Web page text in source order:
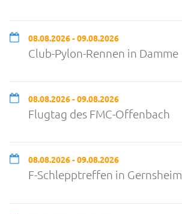
08.08.2026 - 09.08.2026
Club-Pylon-Rennen in Damme
08.08.2026 - 09.08.2026
Flugtag des FMC-Offenbach
08.08.2026 - 09.08.2026
F-Schlepptreffen in Gernsheim